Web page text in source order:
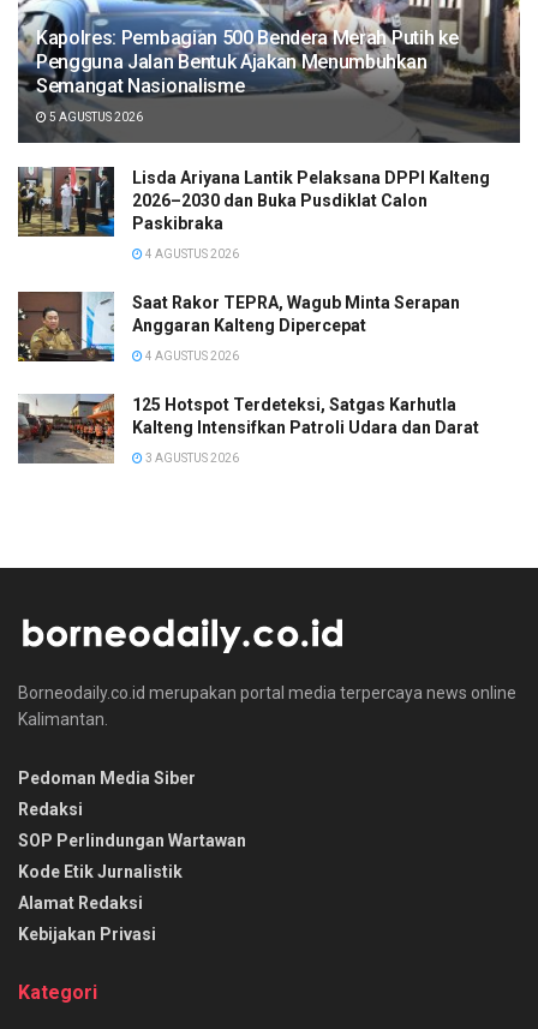
Kapolres: Pembagian 500 Bendera Merah Putih ke
Pengguna Jalan Bentuk Ajakan Menumbuhkan
Semangat Nasionalisme
5 AGUSTUS 2026
Lisda Ariyana Lantik Pelaksana DPPI Kalteng
2026–2030 dan Buka Pusdiklat Calon
Paskibraka
4 AGUSTUS 2026
Saat Rakor TEPRA, Wagub Minta Serapan
Anggaran Kalteng Dipercepat
4 AGUSTUS 2026
125 Hotspot Terdeteksi, Satgas Karhutla
Kalteng Intensifkan Patroli Udara dan Darat
3 AGUSTUS 2026
Borneodaily.co.id merupakan portal media terpercaya news online
Kalimantan.
Pedoman Media Siber
Redaksi
SOP Perlindungan Wartawan
Kode Etik Jurnalistik
Alamat Redaksi
Kebijakan Privasi
Kategori